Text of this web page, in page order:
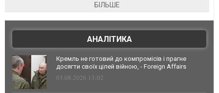
БІЛЬШЕ
АНАЛІТИКА
Кремль не готовий до компромісів і прагне
досягти своїх цілей війною, - Foreign Affairs
03.08.2026 13:02